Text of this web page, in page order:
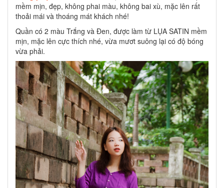
mềm mịn, đẹp, không phai màu, không bai xù, mặc lên rất
thoải mái và thoáng mát khách nhé!
Quần có 2 màu Trắng và Đen, được làm từ LỤA SATIN mềm
mịn, mặc lên cực thích nhé, vừa mươt suông lại có độ bóng
vừa phải.